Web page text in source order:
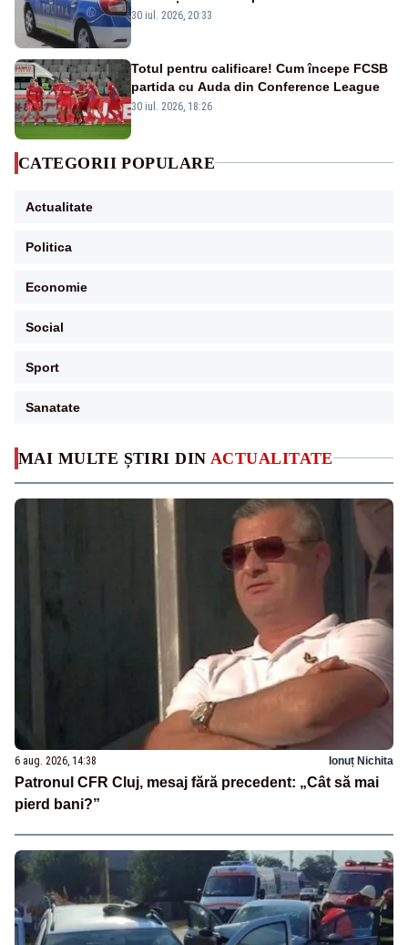
MAI MULTE ȘTIRI DIN ACTUALITATE
6 aug. 2026, 14:38 Ionuț Nichita
Patronul CFR Cluj, mesaj fără precedent: „Cât să mai
pierd bani?”
din cauza unei defecțiuni
30 iul. 2026, 20:33
Totul pentru calificare! Cum începe FCSB
partida cu Auda din Conference League
30 iul. 2026, 18:26
CATEGORII POPULARE
Actualitate
Politica
Economie
Social
Sport
Sanatate